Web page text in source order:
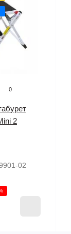
0
2
02